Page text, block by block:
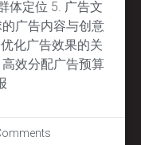
体定位 5. 广告文
广告内容与创意
化广告效果的关
效分配广告预算